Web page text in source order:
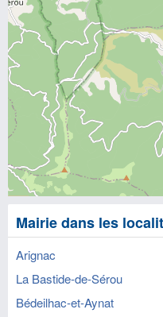
Mairie dans les
Arignac
La Bastide-de-Sérou
Bédeilhac-et-Aynat